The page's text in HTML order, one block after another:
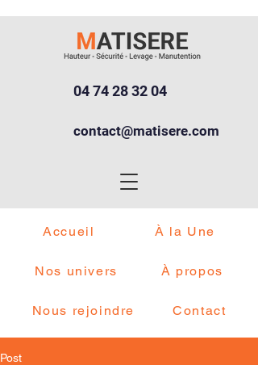
04 74 28 32 04
contact@matisere.com
Accueil À la Une
Nos univers À propos
Nous rejoindre Contact
Post